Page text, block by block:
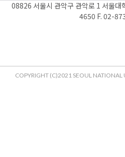
08826 서울시 관악구 관악로 1 서울
4650 F. 02-
COPYRIGHT (C)2021 SEOUL